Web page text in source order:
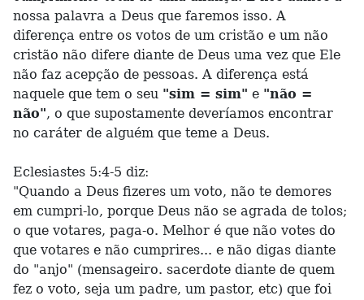
nossa palavra a Deus que faremos isso. A
diferença entre os votos de um cristão e um não
cristão não difere diante de Deus uma vez que Ele
não faz acepção de pessoas. A diferença está
naquele que tem o seu "sim = sim" e "não =
não", o que supostamente deveríamos encontrar
no caráter de alguém que teme a Deus.
Eclesiastes 5:4-5 diz:
"Quando a Deus fizeres um voto, não te demores
em cumpri-lo, porque Deus não se agrada de tolos;
o que votares, paga-o. Melhor é que não votes do
que votares e não cumprires... e não digas diante
do "anjo" (mensageiro. sacerdote diante de quem
fez o voto, seja um padre, um pastor, etc) que foi